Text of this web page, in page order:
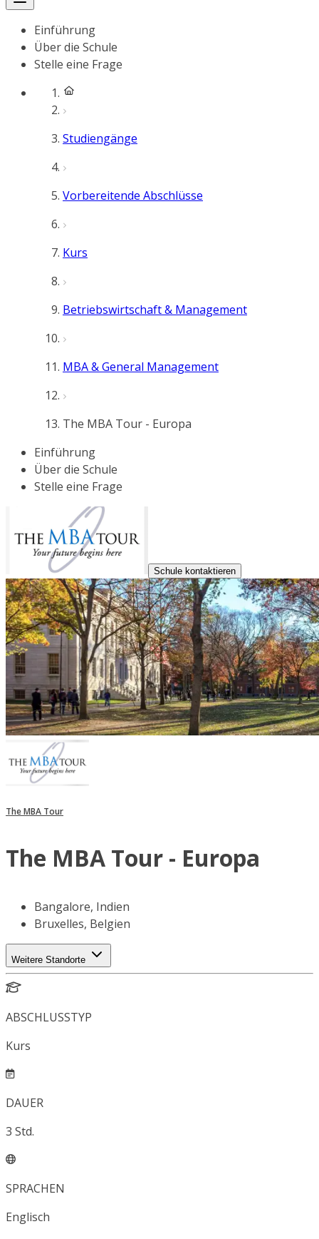
Einführung
Über die Schule
Stelle eine Frage
Studiengänge
Vorbereitende Abschlüsse
Kurs
Betriebswirtschaft & Management
MBA & General Management
The MBA Tour - Europa
Einführung
Über die Schule
Stelle eine Frage
Schule kontaktieren
The MBA Tour
The MBA Tour - Europa
Bangalore, Indien
Bruxelles, Belgien
Weitere Standorte
ABSCHLUSSTYP
Kurs
DAUER
3 Std.
SPRACHEN
Englisch